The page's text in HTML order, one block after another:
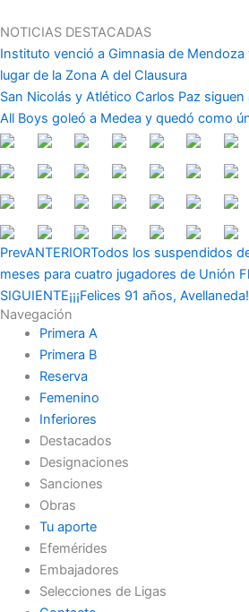
al
contenido
NOTICIAS DESTACADAS
Instituto venció a Gimnasia de
lugar de la Zona A del Clausura
San Nicolás y Atlético Carlos Paz
All Boys goleó a Medea y quedó como
PrevANTERIORTodos los suspendidos
meses para cuatro jugadores de Unión
SIGUIENTE¡¡¡Felices 91 años,
Navegación
Primera A
Primera B
Reserva
Femenino
Inferiores
Destacados
Designaciones
Sanciones
Obras
Tu aporte
Efemérides
Embajadores
Selecciones de Ligas